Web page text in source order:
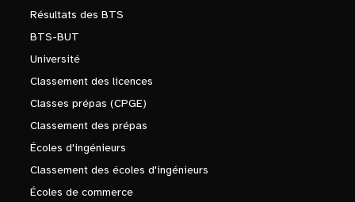
Résultats des BTS
BTS-BUT
Université
Classement des licences
Classes prépas (CPGE)
Classement des prépas
Écoles d'ingénieurs
Classement des écoles d'ingénieurs
Écoles de commerce